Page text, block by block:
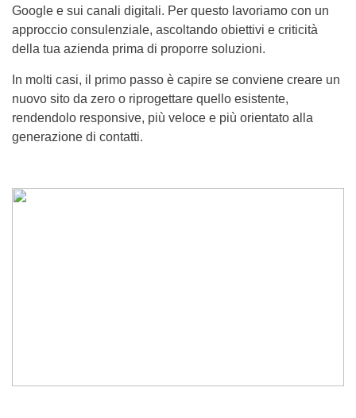
Google e sui canali digitali. Per questo lavoriamo con un
approccio consulenziale, ascoltando obiettivi e criticità
della tua azienda prima di proporre soluzioni.
In molti casi, il primo passo è capire se conviene creare un
nuovo sito da zero o riprogettare quello esistente,
rendendolo responsive, più veloce e più orientato alla
generazione di contatti.